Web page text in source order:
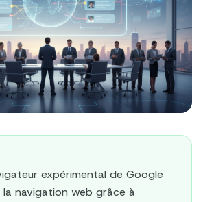
expérimental de Google
la navigation web grâce à